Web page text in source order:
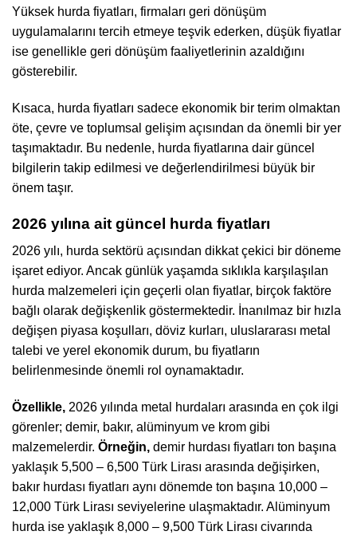
Yüksek hurda fiyatları, firmaları geri dönüşüm
uygulamalarını tercih etmeye teşvik ederken, düşük fiyatlar
ise genellikle geri dönüşüm faaliyetlerinin azaldığını
gösterebilir.
Kısaca, hurda fiyatları sadece ekonomik bir terim olmaktan
öte, çevre ve toplumsal gelişim açısından da önemli bir yer
taşımaktadır. Bu nedenle, hurda fiyatlarına dair güncel
bilgilerin takip edilmesi ve değerlendirilmesi büyük bir
önem taşır.
2026 yılına ait güncel hurda fiyatları
2026 yılı, hurda sektörü açısından dikkat çekici bir döneme
işaret ediyor. Ancak günlük yaşamda sıklıkla karşılaşılan
hurda malzemeleri için geçerli olan fiyatlar, birçok faktöre
bağlı olarak değişkenlik göstermektedir. İnanılmaz bir hızla
değişen piyasa koşulları, döviz kurları, uluslararası metal
talebi ve yerel ekonomik durum, bu fiyatların
belirlenmesinde önemli rol oynamaktadır.
Özellikle, 2026 yılında metal hurdaları arasında en çok ilgi
görenler; demir, bakır, alüminyum ve krom gibi
malzemelerdir. Örneğin, demir hurdası fiyatları ton başına
yaklaşık 5,500 – 6,500 Türk Lirası arasında değişirken,
bakır hurdası fiyatları aynı dönemde ton başına 10,000 –
12,000 Türk Lirası seviyelerine ulaşmaktadır. Alüminyum
hurda ise yaklaşık 8,000 – 9,500 Türk Lirası civarında